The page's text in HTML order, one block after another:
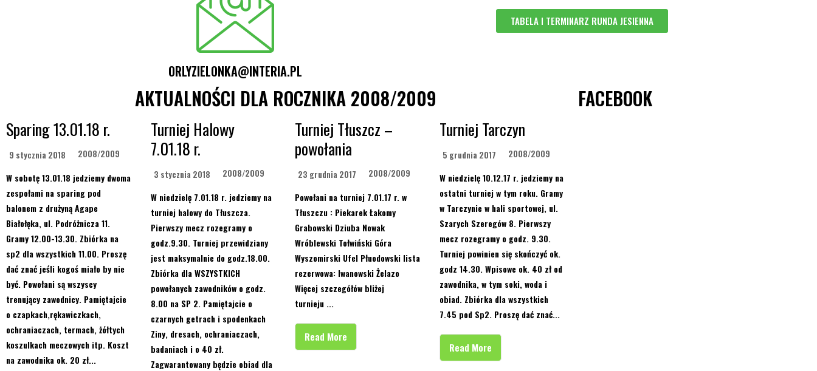
ORLYZIELONKA@INTERIA.PL
TABELA I TERMINARZ RUNDA JESIENNA
AKTUALNOŚCI DLA ROCZNIKA 2008/2009
Sparing 13.01.18 r.
9 stycznia 2018 2008/2009
W sobotę 13.01.18 jedziemy dwoma
zespołami na sparing pod
balonem z drużyną Agape
Białołęka, ul. Podróżnicza 11.
Gramy 12.00-13.30. Zbiórka na
sp2 dla wszystkich 11.00. Proszę
dać znać jeśli kogoś miało by nie
być. Powołani są wszyscy
trenujący zawodnicy. Pamiętajcie
o czapkach,rękawiczkach,
ochraniaczach, termach, żółtych
koszulkach meczowych itp. Koszt
na zawodnika ok. 20 zł...
Turniej Halowy
7.01.18 r.
3 stycznia 2018 2008/2009
W niedzielę 7.01.18 r. jedziemy na
turniej halowy do Tłuszcza.
Pierwszy mecz rozegramy o
godz.9.30. Turniej przewidziany
jest maksymalnie do godz.18.00.
Zbiórka dla WSZYSTKICH
powołanych zawodników o godz.
8.00 na SP 2. Pamiętajcie o
czarnych getrach i spodenkach
Ziny, dresach, ochraniaczach,
badaniach i o 40 zł.
Zagwarantowany będzie obiad dla
Turniej Tłuszcz –
powołania
23 grudnia 2017 2008/2009
Powołani na turniej 7.01.17 r. w
Tłuszczu : Piekarek Łakomy
Grabowski Dziuba Nowak
Wróblewski Tołwiński Góra
Wyszomirski Ufel Płuodowski lista
rezerwowa: Iwanowski Żelazo
Więcej szczegółów bliżej
turnieju ...
Read More
Turniej Tarczyn
5 grudnia 2017 2008/2009
W niedzielę 10.12.17 r. jedziemy na
ostatni turniej w tym roku. Gramy
w Tarczynie w hali sportowej, ul.
Szarych Szeregów 8. Pierwszy
mecz rozegramy o godz. 9.30.
Turniej powinien się skończyć ok.
godz 14.30. Wpisowe ok. 40 zł od
zawodnika, w tym soki, woda i
obiad. Zbiórka dla wszystkich
7.45 pod Sp2. Proszę dać znać...
Read More
FACEBOOK